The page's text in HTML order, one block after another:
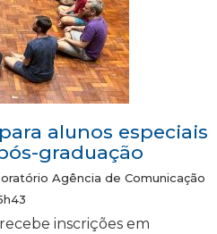
alunos especiais
graduação
Agência de Comunicação
inscrições em